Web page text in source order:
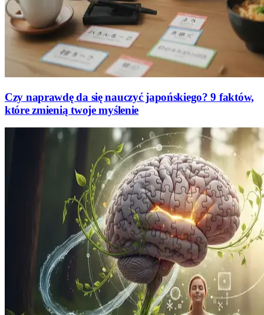
Czy naprawdę da się nauczyć japońskiego? 9 faktów,
które zmienią twoje myślenie